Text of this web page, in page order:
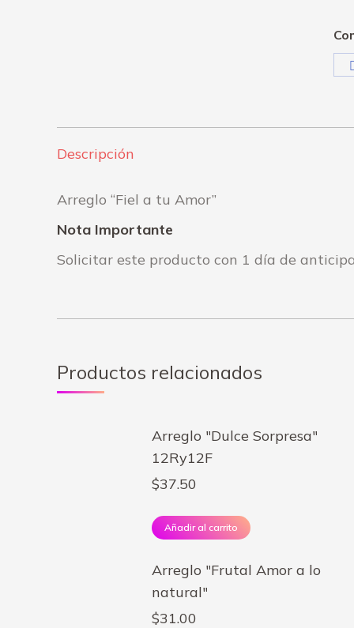
Descripción
Arreglo “Fiel a tu Amor”
Nota Importante
Solicitar este producto con 1 día de
Productos relacionados
Arreglo "Dulce Sorpresa"
12Ry12F
$37.50
Añadir al carrito
Arreglo "Frutal Amor a lo
natural"
$31.00